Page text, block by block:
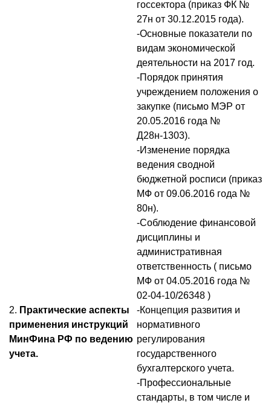
госсектора (приказ ФК №
27н от 30.12.2015 года).
-Основные показатели по
видам экономической
деятельности на 2017 год.
-Порядок принятия
учреждением положения о
закупке (письмо МЭР от
20.05.2016 года №
Д28н-1303).
-Изменение порядка
ведения сводной
бюджетной росписи (приказ
МФ от 09.06.2016 года №
80н).
-Соблюдение финансовой
дисциплины и
административная
ответственность ( письмо
МФ от 04.05.2016 года №
02-04-10/26348 )
2. Практические аспекты
применения инструкций
МинФина РФ по ведению
учета.
-Концепция развития и
нормативного
регулирования
государственного
бухгалтерского учета.
-Профессиональные
стандарты, в том числе и